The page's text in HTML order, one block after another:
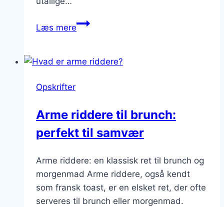
Læs mereArme
honning:
forkælelse
Opskrifter
Arme riddere til brunch:
perfekt til samvær
Arme riddere: en klassisk ret til brunch og
morgenmad Arme riddere, også kendt
som fransk toast, er en elsket ret, der ofte
serveres til brunch eller morgenmad.